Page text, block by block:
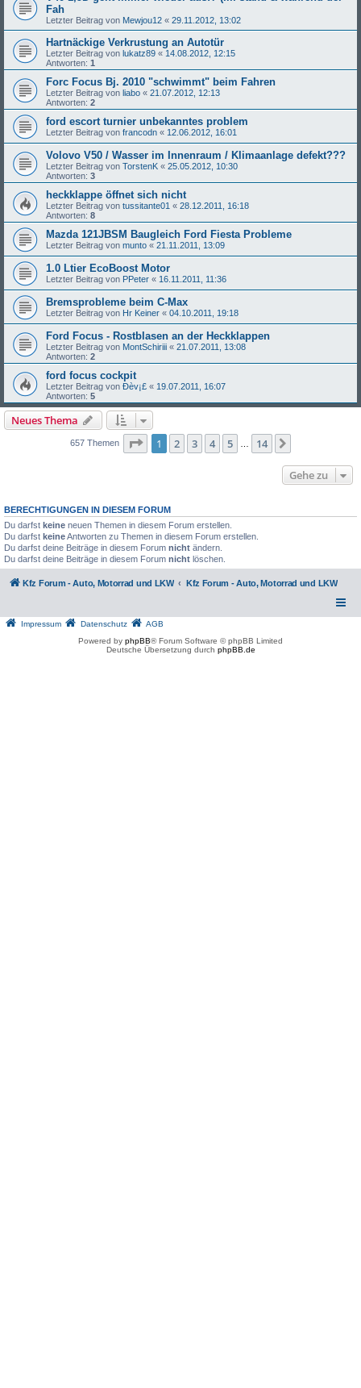
Fah
Letzter Beitrag von Mewjou12 « 29.11.2012, 13:02
Hartnäckige Verkrustung an Autotür
Letzter Beitrag von lukatz89 « 14.08.2012, 12:15
Antworten: 1
Forc Focus Bj. 2010 "schwimmt" beim Fahren
Letzter Beitrag von liabo « 21.07.2012, 12:13
Antworten: 2
ford escort turnier unbekanntes problem
Letzter Beitrag von francodn « 12.06.2012, 16:01
Volovo V50 / Wasser im Innenraum / Klimaanlage defekt???
Letzter Beitrag von TorstenK « 25.05.2012, 10:30
Antworten: 3
heckklappe öffnet sich nicht
Letzter Beitrag von tussitante01 « 28.12.2011, 16:18
Antworten: 8
Mazda 121JBSM Baugleich Ford Fiesta Probleme
Letzter Beitrag von munto « 21.11.2011, 13:09
1.0 Ltier EcoBoost Motor
Letzter Beitrag von PPeter « 16.11.2011, 11:36
Bremsprobleme beim C-Max
Letzter Beitrag von Hr Keiner « 04.10.2011, 19:18
Ford Focus - Rostblasen an der Heckklappen
Letzter Beitrag von MontSchiriii « 21.07.2011, 13:08
Antworten: 2
ford focus cockpit
Letzter Beitrag von Ðèv¡£ « 19.07.2011, 16:07
Antworten: 5
Neues Thema
657 Themen Seite 1von 14
1 2 3 4 5 14
Gehe zu
BERECHTIGUNGEN IN DIESEM FORUM
Du darfst keine neuen Themen in diesem Forum erstellen.
Du darfst keineAntworten zu Themen in diesem Forum erstellen.
Du darfst deine Beiträge in diesem Forum nicht ändern.
Du darfst deine Beiträge in diesem Forum nicht löschen.
Kfz Forum - Auto, Motorrad und LKW Kfz Forum - Auto, Motorrad und LKW
Impressum Datenschutz
AGB
Powered by phpBB® Forum Software © phpBB Limited
Deutsche Übersetzung durch phpBB.de